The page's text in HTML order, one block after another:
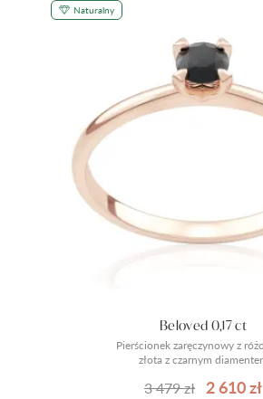
Naturalny
Pierścionek zaręczynowy z
złota z czarnym
Beloved 0,17 ct
3 479 zł 2 610 zł